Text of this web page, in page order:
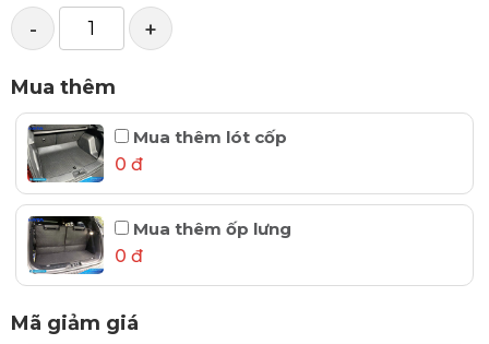
- +
Mua thêm
Mua thêm lót cốp
0 đ
Mua thêm ốp lưng
0 đ
Mã giảm giá